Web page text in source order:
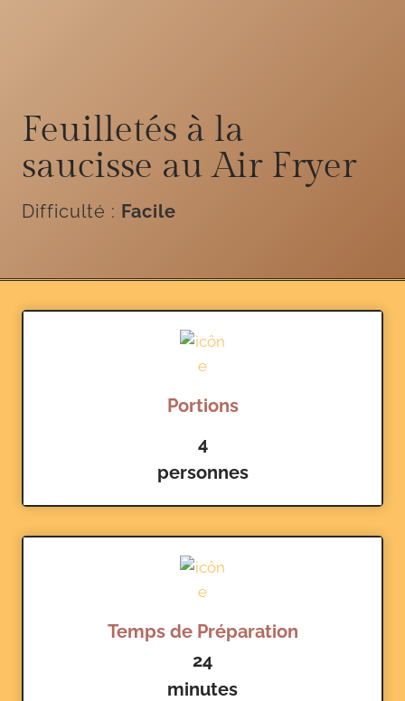
Feuilletés à la
saucisse au Air Fryer
Difficulté : Facile
Portions
4
personnes
Temps de Préparation
24
minutes